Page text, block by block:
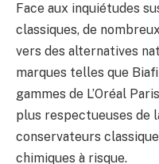
Face aux inquiétudes
classiques, de
vers des alternatives
marques telles que
gammes de L’Oréal
plus respectueuses de
conservateurs
chimiques à risque.